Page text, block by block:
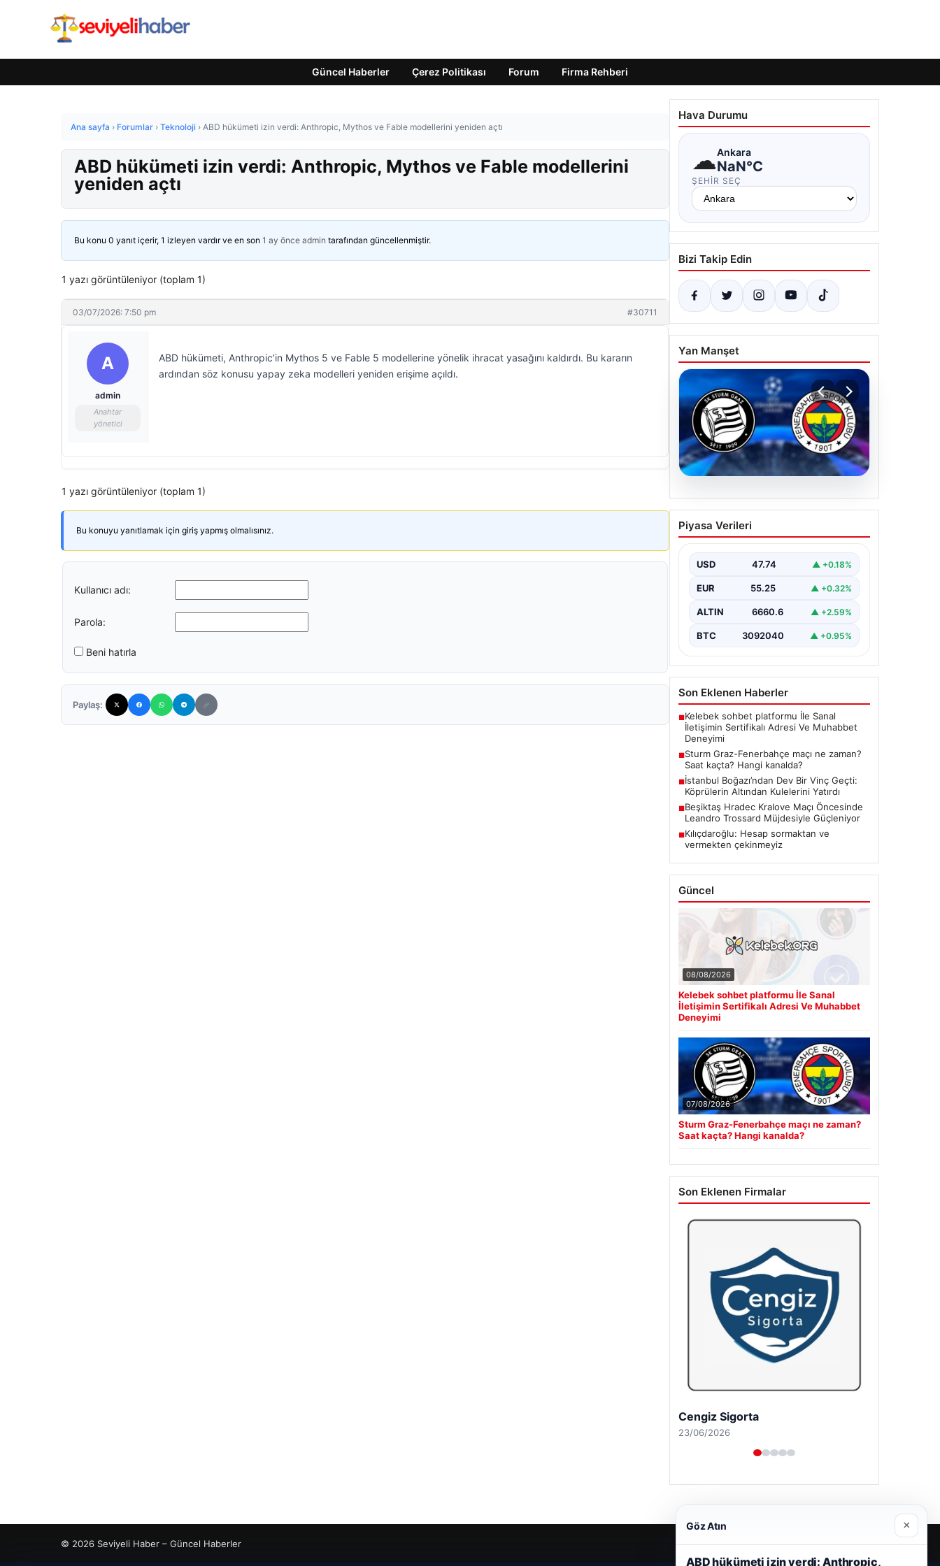
Güncel Haberler Çerez Politikası Forum Firma Rehberi
Ana sayfa › Forumlar › Teknoloji › ABD hükümeti izin verdi: Anthropic, Mythos ve Fable modellerini yeniden açtı
ABD hükümeti izin verdi: Anthropic, Mythos ve Fable modellerini
yeniden açtı
Bu konu 0 yanıt içerir, 1 izleyen vardır ve en son 1 ay önce admin tarafından güncellenmiştir.
1 yazı görüntüleniyor (toplam 1)
03/07/2026: 7:50 pm #30711
A
admin
Anahtar
yönetici
ABD hükümeti, Anthropic’in Mythos 5 ve Fable 5 modellerine yönelik ihracat yasağını kaldırdı. Bu kararın
ardından söz konusu yapay zeka modelleri yeniden erişime açıldı.
1 yazı görüntüleniyor (toplam 1)
Bu konuyu yanıtlamak için giriş yapmış olmalısınız.
Kullanıcı adı:
Parola:
Beni hatırla
Paylaş:
Hava Durumu
☁Ankara
NaN°C
ŞEHIR SEÇ
Bizi Takip Edin
Yan Manşet
07.08.2026
Sturm Graz-Fenerbahçe
maçı ne zaman? Saat
Piyasa Verileri
USD 47.74 ▲ +0.18%
EUR 55.25 ▲ +0.32%
ALTIN 6660.6 ▲ +2.59%
BTC 3092040 ▲ +0.95%
Son Eklenen Haberler
■Kelebek sohbet platformu İle Sanal
İletişimin Sertifikalı Adresi Ve Muhabbet
Deneyimi
■Sturm Graz-Fenerbahçe maçı ne zaman?
Saat kaçta? Hangi kanalda?
■İstanbul Boğazı’ndan Dev Bir Vinç Geçti:
Köprülerin Altından Kulelerini Yatırdı
■Beşiktaş Hradec Kralove Maçı Öncesinde
Leandro Trossard Müjdesiyle Güçleniyor
■Kılıçdaroğlu: Hesap sormaktan ve
vermekten çekinmeyiz
Güncel
08/08/2026
Kelebek sohbet platformu İle Sanal
İletişimin Sertifikalı Adresi Ve Muhabbet
Deneyimi
07/08/2026
Sturm Graz-Fenerbahçe maçı ne zaman?
Saat kaçta? Hangi kanalda?
Son Eklenen Firmalar
Cengiz Sigorta
23/06/2026
© 2026 Seviyeli Haber – Güncel Haberler
Göz Atın ×
ABD hükümeti izin verdi: Anthropic,